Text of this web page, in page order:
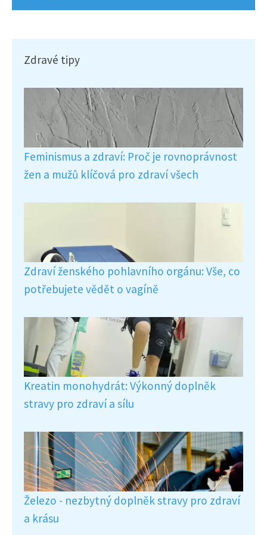
Zdravé tipy
Feminismus a zdraví: Proč je rovnoprávnost
žen a mužů klíčová pro zdraví všech
Zdraví ženského pohlavního orgánu: Vše, co
potřebujete vědět o vagíně
Kreatin monohydrát: Výkonný doplněk
stravy pro zdraví a sílu
Železo - nezbytný doplněk stravy pro zdraví
a krásu